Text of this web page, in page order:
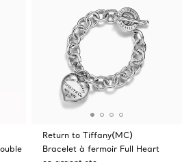
Return to Tiffany(MC)
Bracelet à fermoir Full Heart